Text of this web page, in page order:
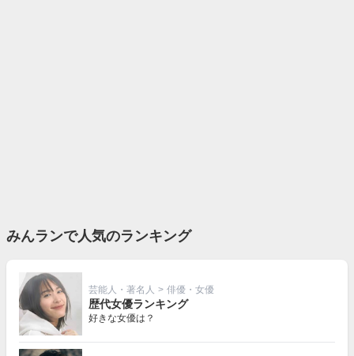
みんランで人気のランキング
芸能人・著名人 > 俳優・女優
歴代女優ランキング
好きな女優は？